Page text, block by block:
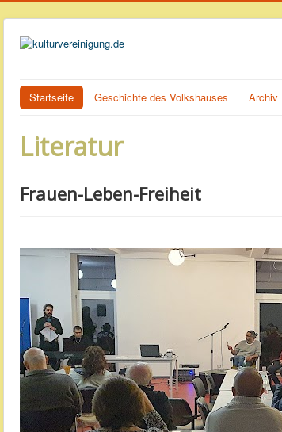
Startseite Geschichte des Volkshauses Archiv
Literatur
Frauen-Leben-Freiheit